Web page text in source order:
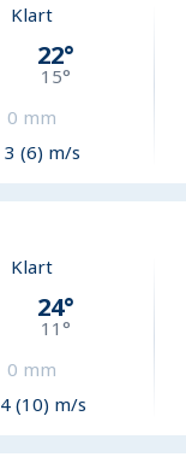
Klart
22°
15°
0 mm
3 (6) m/s
Klart
24°
11 °
0 mm
4 (10) m/s